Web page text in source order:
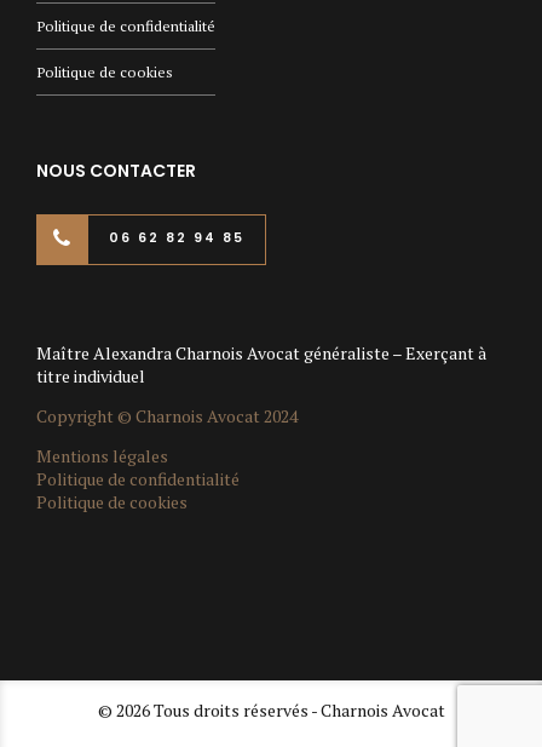
Politique de confidentialité
Politique de cookies
NOUS CONTACTER
06 62 82 94 85
Maître Alexandra Charnois Avocat généraliste – Exerçant à
titre individuel
Copyright © Charnois Avocat 2024
Mentions légales
Politique de confidentialité
Politique de cookies
© 2026 Tous droits réservés - Charnois Avocat